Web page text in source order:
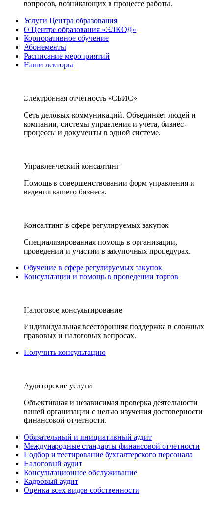
вопросов, возникающих в процессе работы.
Услуги Центра образования
О Центре образования «ЭЛКОД»
Корпоративное обучение
Абонементы
Расписание мероприятий
Наши лекторы
Электронная отчетность «СБИС»
Сеть деловых коммуникаций. Объединяет людей и
компании, системы управления и учета, бизнес-
процессы и документы в одной системе.
Управленческий консалтинг
Помощь в совершенствовании форм управления и
ведения вашего бизнеса.
Консалтинг в сфере регулируемых закупок
Специализированная помощь в организации,
проведении и участии в закупочных процедурах.
Обучение в сфере регулируемых закупок
Консультации и помощь в проведении торгов
Налоговое консультирование
Индивидуальная всесторонняя поддержка в сложных
правовых и налоговых вопросах.
Получить консультацию
Аудиторские услуги
Объективная и независимая проверка деятельности
вашей организации с целью изучения достоверности
финансовой отчетности.
Обязательный и инициативный аудит
Международные стандарты финансовой отчетности
Подбор и тестирование бухгалтерского персонала
Налоговый аудит
Консультационное обслуживание
Кадровый аудит
Оценка всех видов собственности